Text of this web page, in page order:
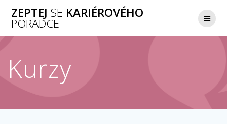
obsah
ZEPTEJ SE KARIÉROVÉHO
PORADCE
Kurzy